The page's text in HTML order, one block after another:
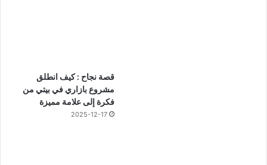
قصة نجاح : كيف انطلق
مشروع بازاري في بيتي من
فكرة إلى علامة مميزة
2025-12-17